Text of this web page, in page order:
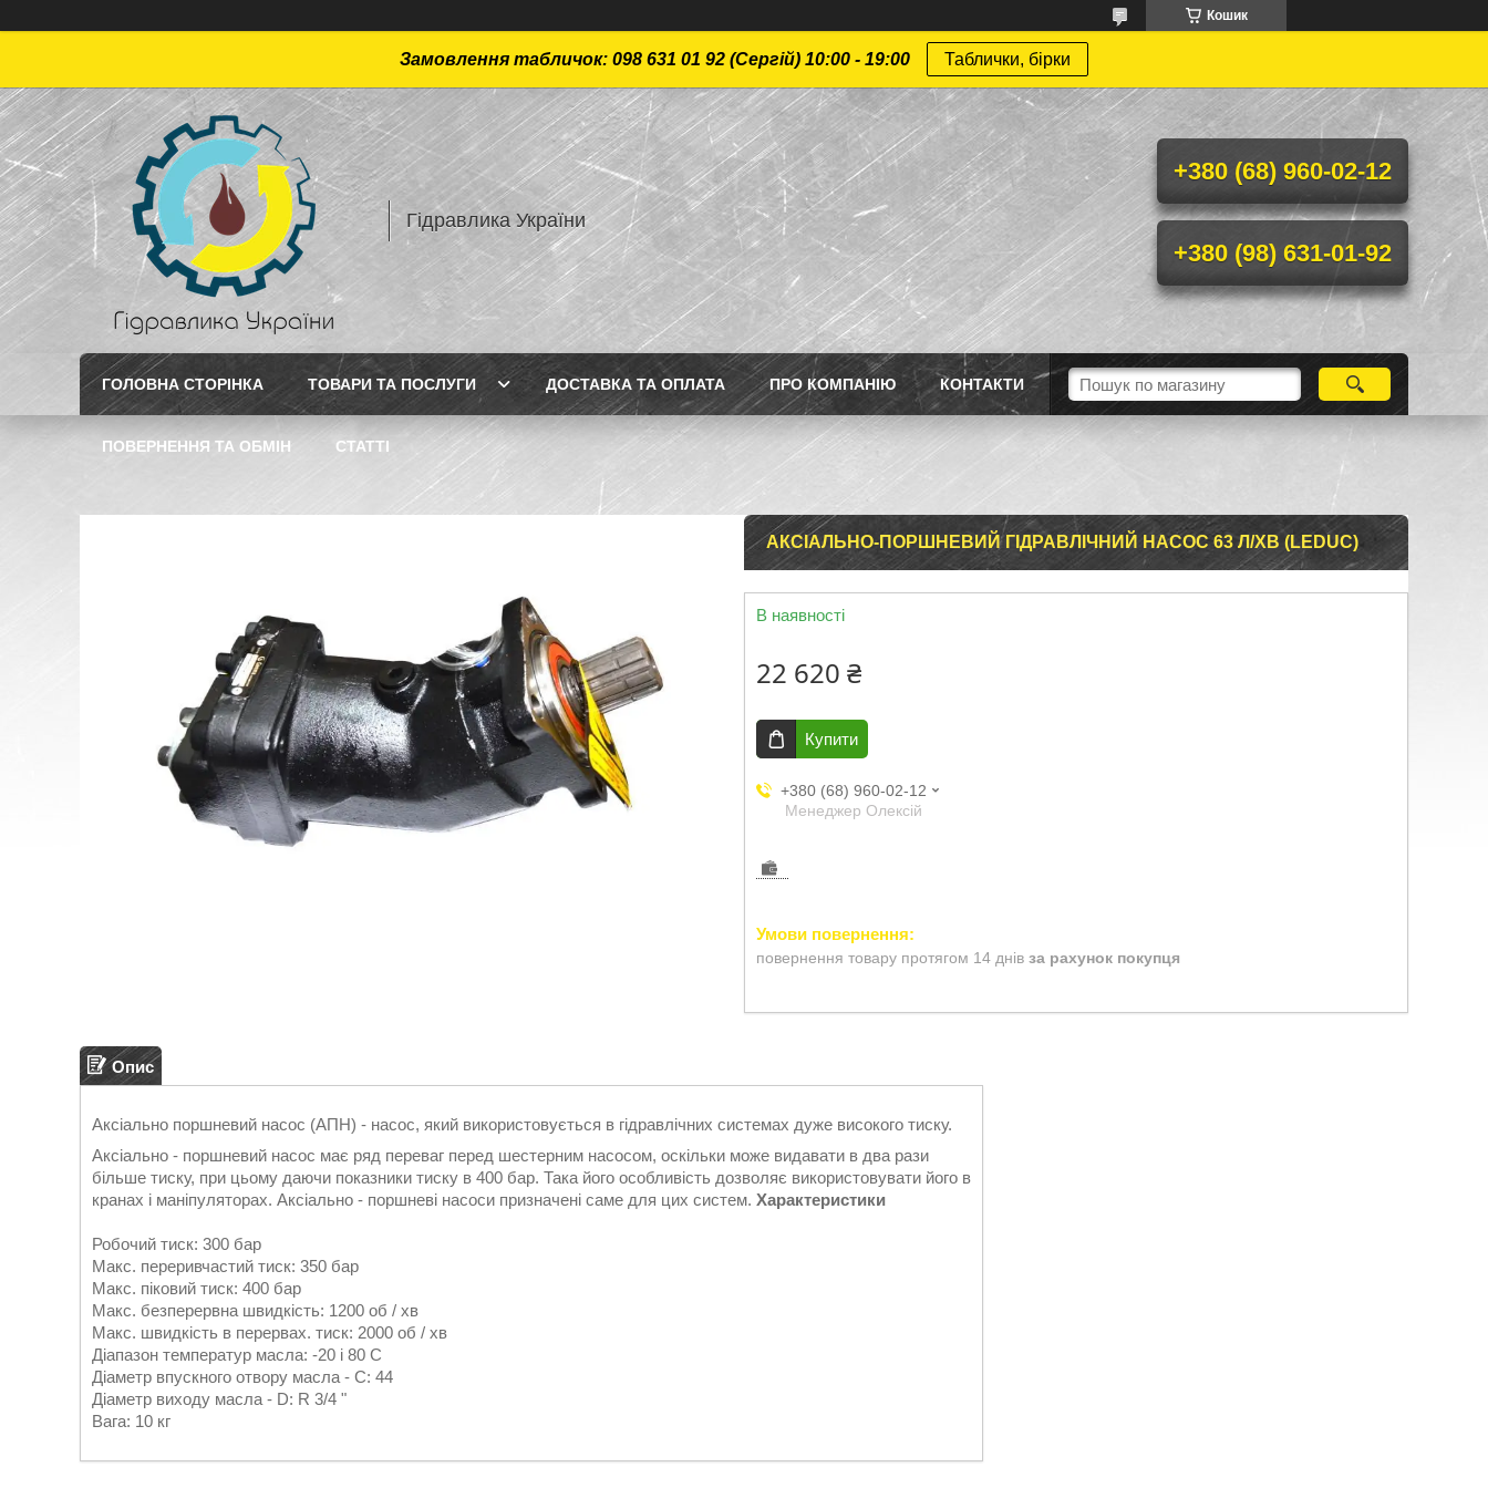
Кошик
Замовлення табличок: 098 631 01 92 (Сергій) 10:00 - 19:00 Таблички, бірки
Гідравлика України
+380 (68) 960-02-12
+380 (98) 631-01-92
ГОЛОВНА СТОРІНКА ТОВАРИ ТА ПОСЛУГИ ДОСТАВКА ТА ОПЛАТА ПРО КОМПАНІЮ КОНТАКТИ
ПОВЕРНЕННЯ ТА ОБМІН СТАТТI
АКСІАЛЬНО-ПОРШНЕВИЙ ГІДРАВЛІЧНИЙ НАСОС 63 Л/ХВ (LEDUC)
В наявності
22 620 ₴
Купити
+380 (68) 960-02-12
Менеджер Олексій
повернення товару протягом 14 днів за рахунок покупця
Опис
Аксіально поршневий насос (АПН) - насос, який використовується в гідравлічних системах дуже високого тиску.
Аксіально - поршневий насос має ряд переваг перед шестерним насосом, оскільки може видавати в два рази
більше тиску, при цьому даючи показники тиску в 400 бар. Така його особливість дозволяє використовувати його в
кранах і маніпуляторах. Аксіально - поршневі насоси призначені саме для цих систем. Характеристики
Робочий тиск: 300 бар
Макс. переривчастий тиск: 350 бар
Макс. піковий тиск: 400 бар
Макс. безперервна швидкість: 1200 об / хв
Макс. швидкість в перервах. тиск: 2000 об / хв
Діапазон температур масла: -20 і 80 С
Діаметр впускного отвору масла - C: 44
Діаметр виходу масла - D: R 3/4 "
Вага: 10 кг